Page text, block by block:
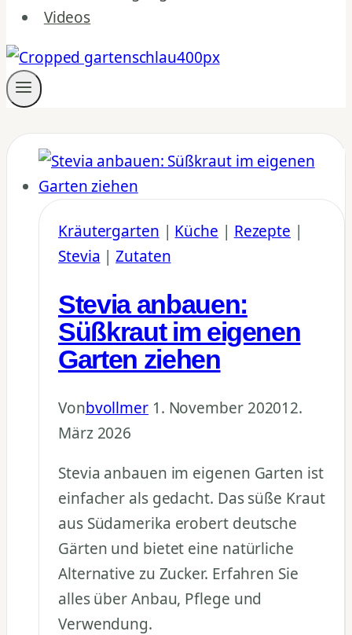
Videos
Kräutergarten | Küche | Rezepte |
Stevia |Zutaten
Stevia anbauen:
Süßkraut im eigenen
Garten ziehen
Vonbvollmer 1. November 202012.
März 2026
Stevia anbauen im eigenen Garten ist
einfacher als gedacht. Das süße Kraut
aus Südamerika erobert deutsche
Gärten und bietet eine natürliche
Alternative zu Zucker. Erfahren Sie
alles über Anbau, Pflege und
Verwendung.